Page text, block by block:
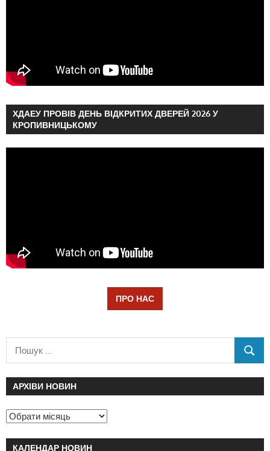
ХДАЕУ ПРОВІВ ДЕНЬ ВІДКРИТИХ ДВЕРЕЙ 2026 У
КРОПИВНИЦЬКОМУ
ПРО НАС
АРХІВИ НОВИН
КАЛЕНДАР НОВИН